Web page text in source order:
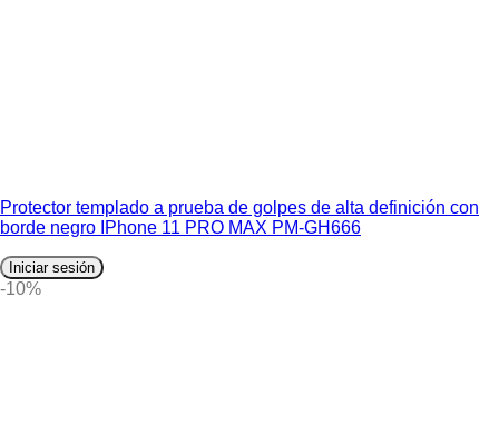
Protector templado a prueba de golpes de alta definición con
borde negro IPhone 11 PRO MAX PM-GH666
Iniciar sesión
-10%